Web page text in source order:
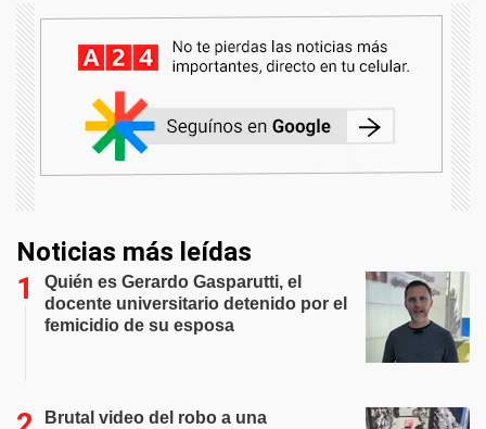
Noticias más leídas
Quién es Gerardo Gasparutti, el
docente universitario detenido por el
femicidio de su esposa
Brutal video del robo a una